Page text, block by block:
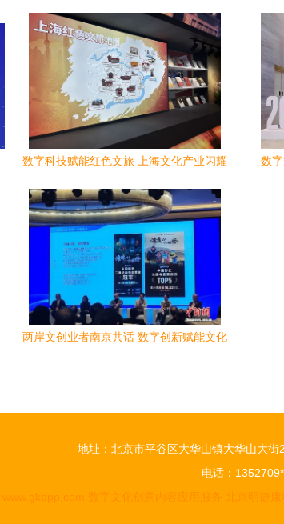
数字科技赋能红色文旅 上海文化产业闪耀
数
两岸文创业者南京共话 数字创新赋能文化
地址：北京市平谷区大华山镇大华山大街
电话：
www.gkbpp.com 数字文化创意内容应用服务 北京明捷